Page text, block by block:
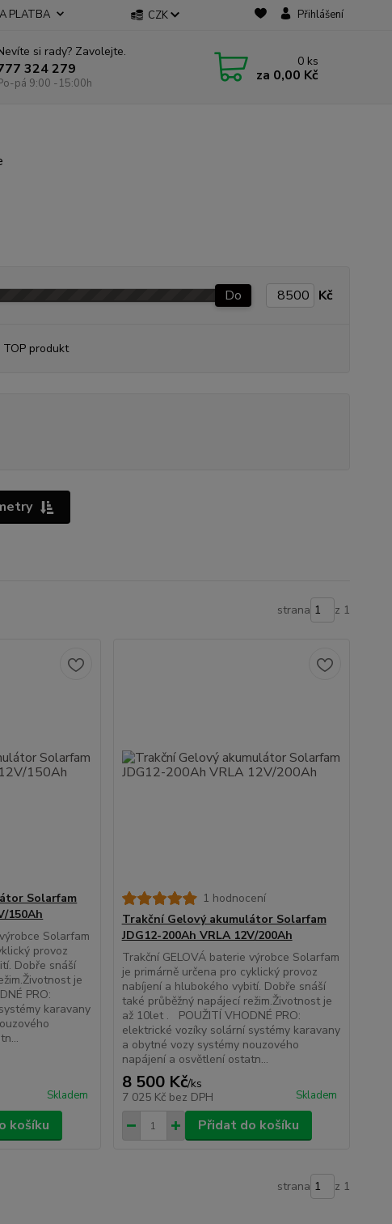
PLATBA CZK Přihlášení
si rady? Zavolejte.
324 279
pá 9:00 -15:00h
0 ks
za 0,00 Kč
Do Kč
TOP produkt
strana z 1
Solarfam
150Ah
Solarfam
provoz
Dobře snáší
je
PRO:
karavany
Skladem
košíku
1 hodnocení
Trakční Gelový akumulátor Solarfam
JDG12-200Ah VRLA 12V/200Ah
Trakční GELOVÁ baterie výrobce Solarfam
je primárně určena pro cyklický provoz
nabíjení a hlubokého vybití. Dobře snáší
také průběžný napájecí režim.Životnost je
až 10let . POUŽITÍ VHODNÉ PRO:
elektrické vozíky solární systémy karavany
a obytné vozy systémy nouzového
napájení a osvětlení ostatn...
8 500 Kč/ks
7 025 Kč bez DPH Skladem
Přidat do košíku
strana z 1